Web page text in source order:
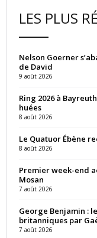
LES PLUS
Nelson Goerner
de David
9 août 2026
Ring 2026 à
huées
8 août 2026
Le Quatuor Ébène
8 août 2026
Premier week-end
Mosan
7 août 2026
George Benjamin :
britanniques par
7 août 2026